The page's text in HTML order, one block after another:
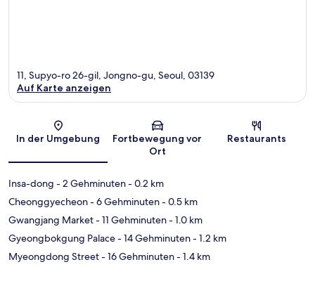
Karte
11, Supyo-ro 26-gil, Jongno-gu, Seoul, 03139
Auf Karte anzeigen
In der Umgebung
Fortbewegung vor
Ort
Restaurants
Insa-dong - 2 Gehminuten- 0.2 km
Cheonggyecheon- 6 Gehminuten- 0.5 km
Gwangjang Market- 11 Gehminuten- 1.0 km
Gyeongbokgung Palace- 14 Gehminuten- 1.2 km
Myeongdong Street- 16 Gehminuten- 1.4 km